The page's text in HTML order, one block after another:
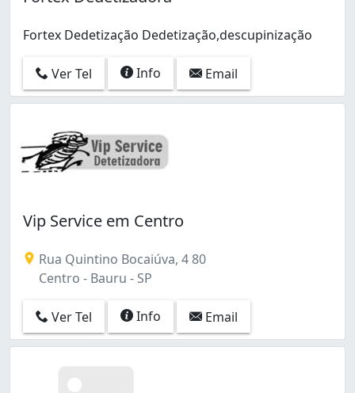
Fortex Dedetização Dedetização,descupinização
Ver Tel Info Email
Vip Service em Centro
Rua Quintino Bocaiúva, 4 80
Centro - Bauru - SP
Ver Tel Info Email